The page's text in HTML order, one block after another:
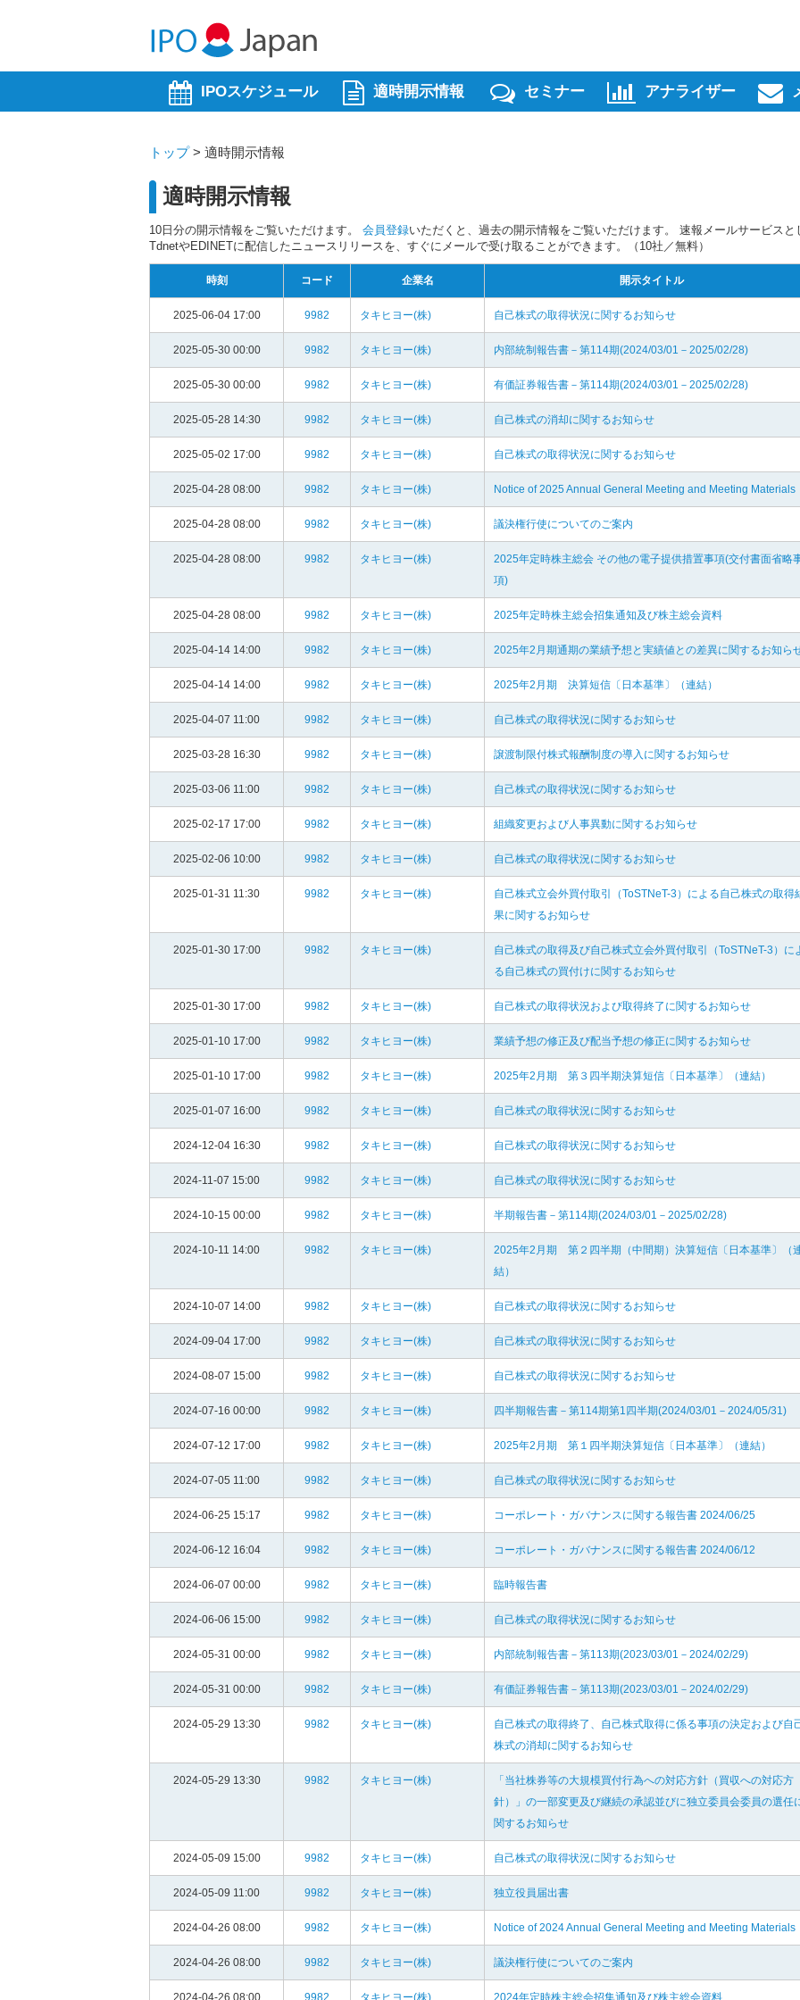
IPOスケジュール 適時開示情報 セミナー アナライザー
トップ> 適時開示情報
適時開示情報
10日分の開示情報をご覧いただけます。 会員登録いただくと、過去の開示情報をご覧いただけます。 速報メールサービスと
TdnetやEDINETに配信したニュースリリースを、すぐにメールで受け取ることができます。（10社／無料）
時刻 コード 企業名 開示タイトル
2025-06-04 17:00 9982 タキヒヨー(株) 自己株式の取得状況に関するお知らせ
2025-05-30 00:00 9982 タキヒヨー(株) 内部統制報告書－第114期(2024/03/01－2025/02/28)
2025-05-30 00:00 9982 タキヒヨー(株) 有価証券報告書－第114期(2024/03/01－2025/02/28)
2025-05-28 14:30 9982 タキヒヨー(株) 自己株式の消却に関するお知らせ
2025-05-02 17:00 9982 タキヒヨー(株) 自己株式の取得状況に関するお知らせ
2025-04-28 08:00 9982 タキヒヨー(株) Notice of 2025 Annual General Meeting and Meeting Materials
2025-04-28 08:00 9982 タキヒヨー(株) 議決権行使についてのご案内
2025-04-28 08:00 9982 タキヒヨー(株)
2025年定時株主総会 その他の電子提供措置事項(交付書面省略
項)
2025-04-28 08:00 9982 タキヒヨー(株) 2025年定時株主総会招集通知及び株主総会資料
2025-04-14 14:00 9982 タキヒヨー(株) 2025年2月期通期の業績予想と実績値との差異に関するお知ら
2025-04-14 14:00 9982 タキヒヨー(株) 2025年2月期 決算短信〔日本基準〕（連結）
2025-04-07 11:00 9982 タキヒヨー(株) 自己株式の取得状況に関するお知らせ
2025-03-28 16:30 9982 タキヒヨー(株) 譲渡制限付株式報酬制度の導入に関するお知らせ
2025-03-06 11:00 9982 タキヒヨー(株) 自己株式の取得状況に関するお知らせ
2025-02-17 17:00 9982 タキヒヨー(株) 組織変更および人事異動に関するお知らせ
2025-02-06 10:00 9982 タキヒヨー(株) 自己株式の取得状況に関するお知らせ
2025-01-31 11:30 9982 タキヒヨー(株)
自己株式立会外買付取引（ToSTNeT-3）による自己株式の取得
果に関するお知らせ
2025-01-30 17:00 9982 タキヒヨー(株)
自己株式の取得及び自己株式立会外買付取引（ToSTNeT-3）に
る自己株式の買付けに関するお知らせ
2025-01-30 17:00 9982 タキヒヨー(株) 自己株式の取得状況および取得終了に関するお知らせ
2025-01-10 17:00 9982 タキヒヨー(株) 業績予想の修正及び配当予想の修正に関するお知らせ
2025-01-10 17:00 9982 タキヒヨー(株) 2025年2月期 第３四半期決算短信〔日本基準〕（連結）
2025-01-07 16:00 9982 タキヒヨー(株) 自己株式の取得状況に関するお知らせ
2024-12-04 16:30 9982 タキヒヨー(株) 自己株式の取得状況に関するお知らせ
2024-11-07 15:00 9982 タキヒヨー(株) 自己株式の取得状況に関するお知らせ
2024-10-15 00:00 9982 タキヒヨー(株) 半期報告書－第114期(2024/03/01－2025/02/28)
2024-10-11 14:00 9982 タキヒヨー(株)
2025年2月期 第２四半期（中間期）決算短信〔日本基準〕（
結）
2024-10-07 14:00 9982 タキヒヨー(株) 自己株式の取得状況に関するお知らせ
2024-09-04 17:00 9982 タキヒヨー(株) 自己株式の取得状況に関するお知らせ
2024-08-07 15:00 9982 タキヒヨー(株) 自己株式の取得状況に関するお知らせ
2024-07-16 00:00 9982 タキヒヨー(株) 四半期報告書－第114期第1四半期(2024/03/01－2024/05/31)
2024-07-12 17:00 9982 タキヒヨー(株) 2025年2月期 第１四半期決算短信〔日本基準〕（連結）
2024-07-05 11:00 9982 タキヒヨー(株) 自己株式の取得状況に関するお知らせ
2024-06-25 15:17 9982 タキヒヨー(株) コーポレート・ガバナンスに関する報告書 2024/06/25
2024-06-12 16:04 9982 タキヒヨー(株) コーポレート・ガバナンスに関する報告書 2024/06/12
2024-06-07 00:00 9982 タキヒヨー(株) 臨時報告書
2024-06-06 15:00 9982 タキヒヨー(株) 自己株式の取得状況に関するお知らせ
2024-05-31 00:00 9982 タキヒヨー(株) 内部統制報告書－第113期(2023/03/01－2024/02/29)
2024-05-31 00:00 9982 タキヒヨー(株) 有価証券報告書－第113期(2023/03/01－2024/02/29)
2024-05-29 13:30 9982 タキヒヨー(株)
自己株式の取得終了、自己株式取得に係る事項の決定および自
株式の消却に関するお知らせ
2024-05-29 13:30 9982 タキヒヨー(株)
「当社株券等の大規模買付行為への対応方針（買収への対応方
針）」の一部変更及び継続の承認並びに独立委員会委員の選任
関するお知らせ
2024-05-09 15:00 9982 タキヒヨー(株) 自己株式の取得状況に関するお知らせ
2024-05-09 11:00 9982 タキヒヨー(株) 独立役員届出書
2024-04-26 08:00 9982 タキヒヨー(株) Notice of 2024 Annual General Meeting and Meeting Materials
2024-04-26 08:00 9982 タキヒヨー(株) 議決権行使についてのご案内
2024-04-26 08:00 9982 タキヒヨー(株) 2024年定時株主総会招集通知及び株主総会資料